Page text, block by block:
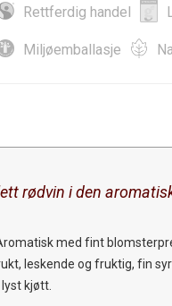
Rettferdig handel
Miljøemballasje
rødvin i den
med fint
leskende og fruktig, fin
kjøtt.